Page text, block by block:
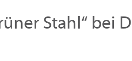
Stahl“ bei